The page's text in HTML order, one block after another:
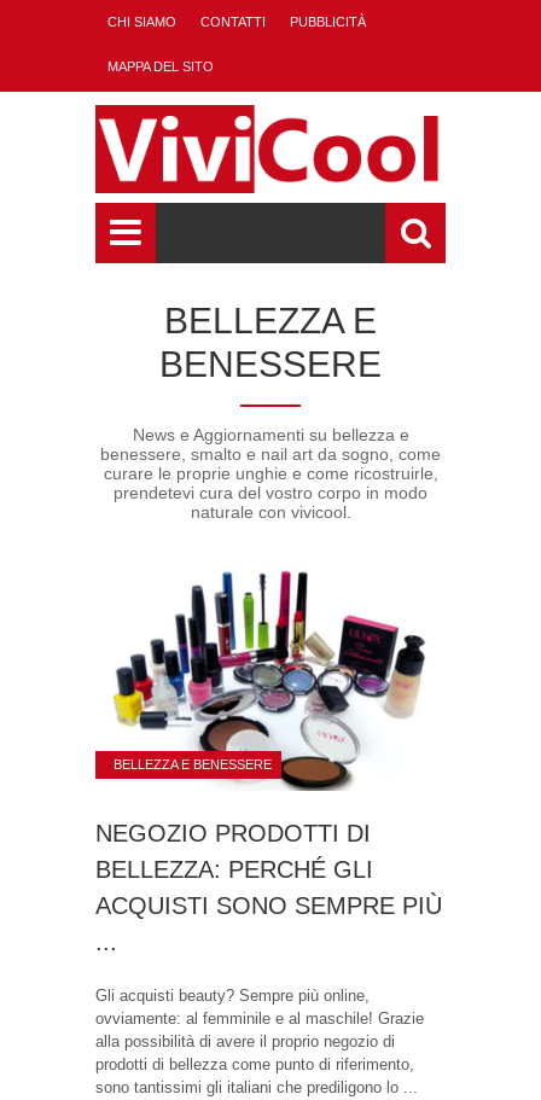
CHI SIAMO CONTATTI PUBBLICITÀ
MAPPA DEL SITO
BELLEZZA E
BENESSERE
News e Aggiornamenti su bellezza e
benessere, smalto e nail art da sogno, come
curare le proprie unghie e come ricostruirle,
prendetevi cura del vostro corpo in modo
naturale con vivicool.
BELLEZZA E BENESSERE
NEGOZIO PRODOTTI DI
BELLEZZA: PERCHÉ GLI
ACQUISTI SONO SEMPRE PIÙ
...
Gli acquisti beauty? Sempre più online,
ovviamente: al femminile e al maschile! Grazie
alla possibilità di avere il proprio negozio di
prodotti di bellezza come punto di riferimento,
sono tantissimi gli italiani che prediligono lo ...